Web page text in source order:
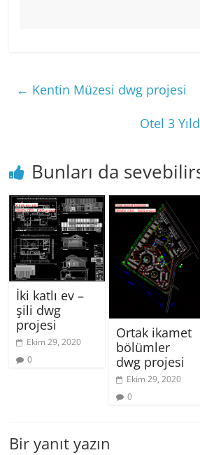
← Kentin Müzesi dwg projesi
Otel 3
Bunları da
İki katlı ev –
şili dwg
projesi
Ekim 29, 2020
0
Ortak ikamet
bölümler
dwg projesi
Ekim 29, 2020
0
Bir yanıt yazın